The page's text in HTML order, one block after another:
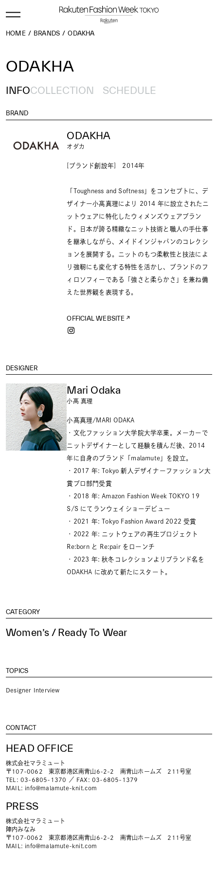
HOME BRANDS ODAKHA
ODAKHA
INFOCOLLECTION SCHEDULE
BRAND
ODAKHA
オダカ
[ブランド創設年] 2014年
「Toughness and Softness」をコンセプトに、デ
ザイナー小髙真理により 2014 年に設立されたニ
ットウェアに特化したウィメンズウェアブラン
ド。日本が誇る精緻なニット技術と職人の手仕事
を継承しながら、メイドインジャパンのコレクシ
ョンを展開する。ニットのもつ柔軟性と技法によ
り強靭にも変化する特性を活かし、ブランドのフ
ィロソフィーである「強さと柔らかさ」を兼ね備
えた世界観を表現する。
OFFICIAL WEBSITE
DESIGNER
Mari Odaka
小髙 真理
小髙真理/MARI ODAKA
・文化ファッション大学院大学卒業。メーカーで
ニットデザイナーとして経験を積んだ後、2014
年に自身のブランド「malamute」を設立。
・2017 年: Tokyo 新人デザイナーファッション大
賞プロ部門受賞
・2018 年: Amazon Fashion Week TOKYO 19
S/S にてランウェイショーデビュー
・2021 年: Tokyo Fashion Award 2022 受賞
・2022 年: ニットウェアの再生プロジェクト
Re:born と Re:pair をローンチ
・2023 年: 秋冬コレクションよりブランド名を
ODAKHA に改めて新たにスタート。
CATEGORY
Women’s / Ready To Wear
TOPICS
Designer Interview
CONTACT
HEAD OFFICE
株式会社マラミュート
〒107-0062 東京都港区南青山6-2-2 南青山ホームズ 211号室
TEL: 03-6805-1370 ／ FAX: 03-6805-1379
MAIL: info@malamute-knit.com
PRESS
株式会社マラミュート
陣内みなみ
〒107-0062 東京都港区南青山6-2-2 南青山ホームズ 211号室
MAIL: info@malamute-knit.com